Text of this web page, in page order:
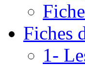
Fiches
1-